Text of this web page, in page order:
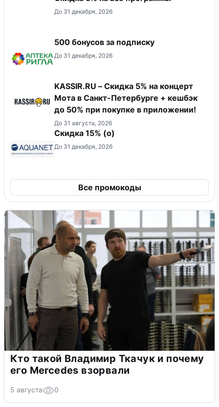
До 31 декабря, 2026
500 бонусов за подписку
До 31 декабря, 2026
KASSIR.RU – Скидка 5% на концерт
Мота в Санкт-Петербурге + кешбэк
до 50% при покупке в приложении!
До 31 августа, 2026
Скидка 15% (о)
До 31 декабря, 2026
Все промокоды
Кто такой Владимир Ткачук и почему
его Mercedes взорвали
5 августа 0